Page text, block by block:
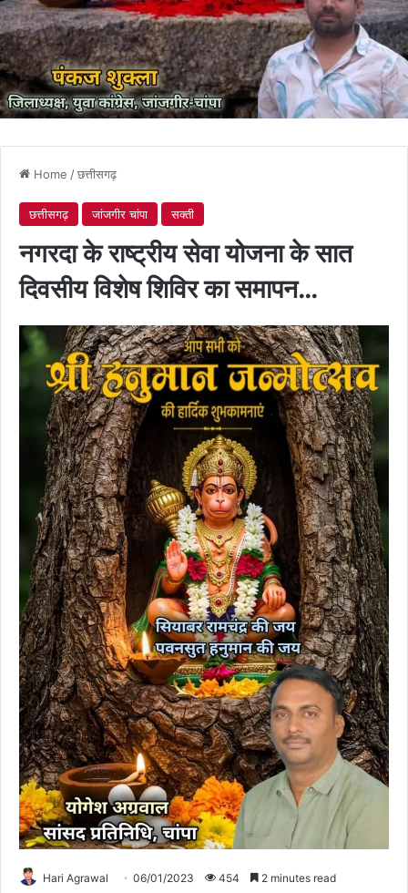
Home /छत्तीसगढ़
छत्तीसगढ़ जांजगीर चांपा सक्ती
नगरदा के राष्ट्रीय सेवा योजना के सात
दिवसीय विशेष शिविर का समापन…
Hari Agrawal 06/01/2023 454 2 minutes read